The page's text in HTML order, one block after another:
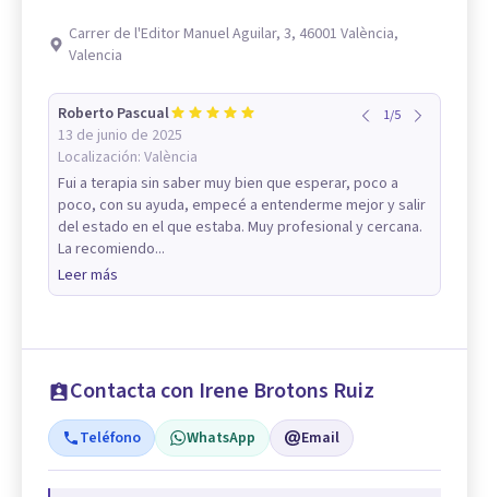
Carrer de l'Editor Manuel Aguilar, 3, 46001 València,
Valencia
Roberto Pascual
13 de junio de 2025
Localización: València
1/5
Fui a terapia sin saber muy bien que esperar, poco a
poco, con su ayuda, empecé a entenderme mejor y salir
del estado en el que estaba. Muy profesional y cercana.
La recomiendo...
Leer más
Contacta con Irene Brotons Ruiz
Teléfono WhatsApp Email